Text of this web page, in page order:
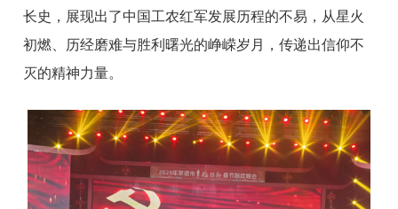
长史，展现出了中国工农红军发展历程的不易，从星火
初燃、历经磨难与胜利曙光的峥嵘岁月，传递出信仰不
灭的精神力量。